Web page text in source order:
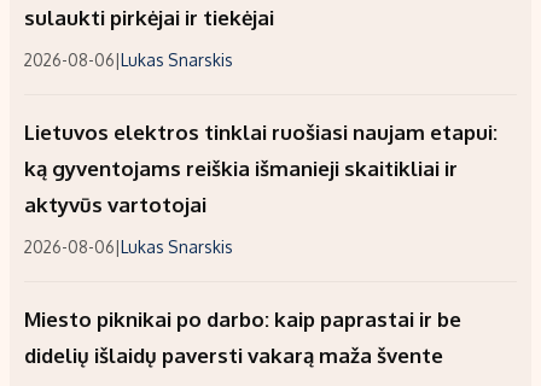
sulaukti pirkėjai ir tiekėjai
2026-08-06|Lukas Snarskis
Lietuvos elektros tinklai ruošiasi naujam etapui:
ką gyventojams reiškia išmanieji skaitikliai ir
aktyvūs vartotojai
2026-08-06|Lukas Snarskis
Miesto piknikai po darbo: kaip paprastai ir be
didelių išlaidų paversti vakarą maža švente